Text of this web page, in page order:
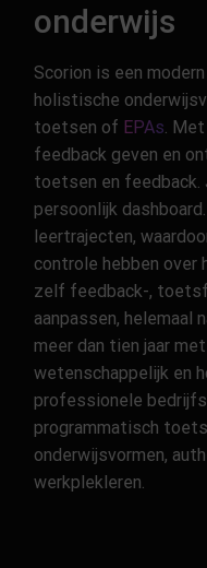
onderwijs
Scorion is een modern
holistische
toetsen of EPAs.
feedback geven en
toetsen en feedback.
persoonlijk
leertrajecten,
controle hebben over
zelf feedback-,
aanpassen, helemaal
meer dan tien jaar
wetenschappelijk en
professionele
programmatisch
onderwijsvormen,
werkplekleren.